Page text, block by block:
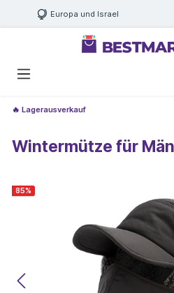
Europa und Israel
🔥 Lagerausverkauf
Wintermütze für
85%